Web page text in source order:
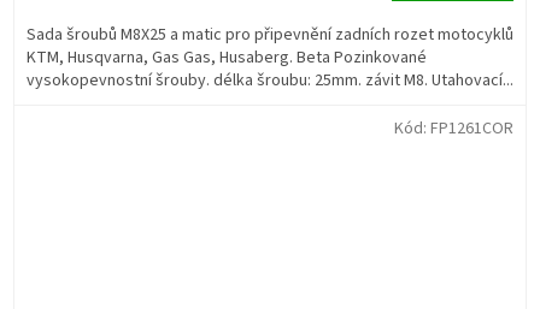
Sada šroubů M8X25 a matic pro připevnění zadních rozet motocyklů
KTM, Husqvarna, Gas Gas, Husaberg. Beta Pozinkované
vysokopevnostní šrouby. délka šroubu: 25mm. závit M8. Utahovací...
Kód: FP1261COR